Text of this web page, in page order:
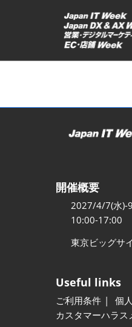
ッ
開催概要
2027/4/7(水)-
10:00-17:00
東京ビッグサ
Useful links
ご利用条件 個
カスタマーハラ